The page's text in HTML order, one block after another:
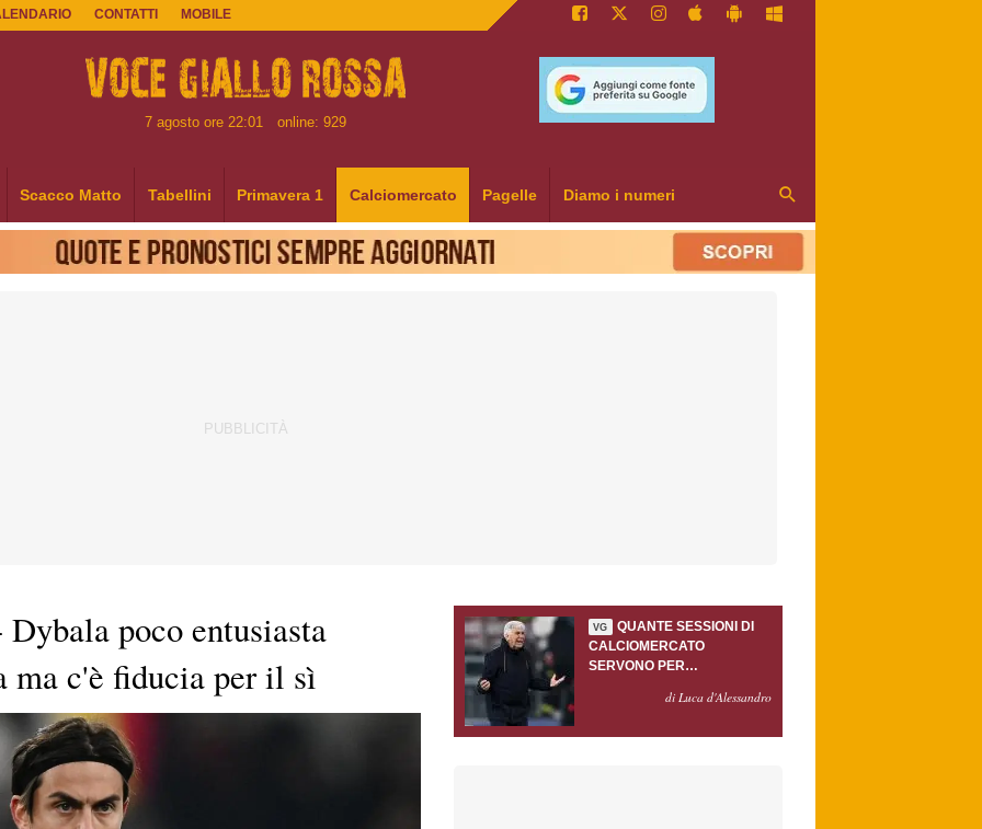
CONTATTI MOBILE
7 agosto ore 22:01 online: 929
Scacco Matto Tabellini Primavera 1 Calciomercato Pagelle Diamo i numeri
poco entusiasta
ma c'è fiducia per il sì
VG
QUANTE SESSIONI DI
CALCIOMERCATO
SERVONO PER
GASPERINI?di Luca d'Alessandro